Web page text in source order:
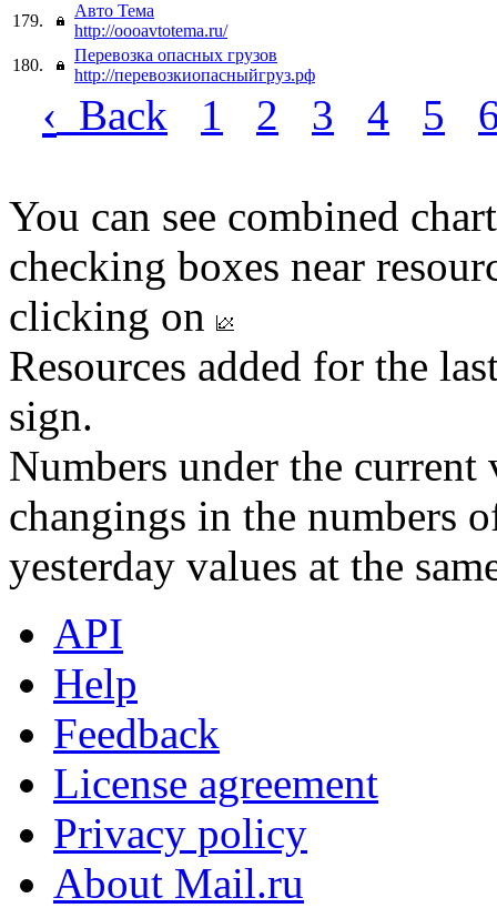
179.
Авто Тема
http://oooavtotema.ru/
180.
Перевозка опасных грузов
http://перевозкиопасныйгруз.рф
‹ Back 1 2 3 4 5
You can see combined
checking boxes near
clicking on
Resources added for the
sign.
Numbers under the
changings in the numbers
yesterday values at the
API
Help
Feedback
License agreement
Privacy policy
About Mail.ru